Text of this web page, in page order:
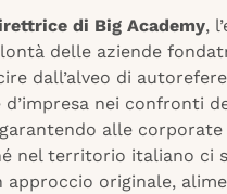
di Big Academy,
delle aziende
dall’alveo di
d’impresa nei confronti
alle
nel territorio italiano ci
approccio originale,